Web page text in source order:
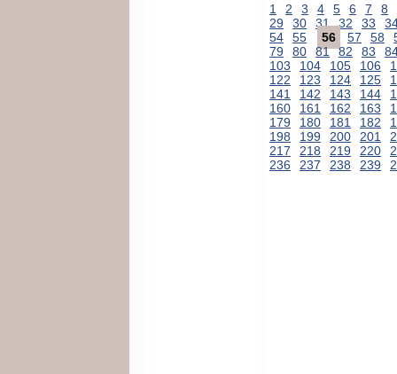
1 2 3 4 5 6 7
8
29
30 31 32 33
54
55 56 57 58
79
80 81 82 83
103
104 105 106
122
123 124 125
141
142 143 144
160
161 162 163
179
180 181 182
198
199 200 201
217
218 219 220
236
237 238 239